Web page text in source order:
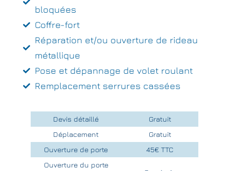
bloquées
Coffre-fort
Réparation et/ou ouverture de rideau
métallique
Pose et dépannage de volet roulant
Remplacement serrures cassées
Devis détaillé
Gratuit
Déplacement
Gratuit
Ouverture de porte
45€ TTC
Ouverture du porte